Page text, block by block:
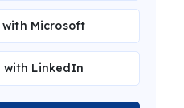
with Microsoft
with LinkedIn